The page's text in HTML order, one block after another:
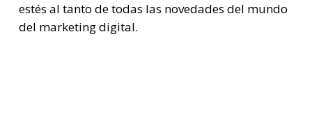
estés al tanto de todas las novedades del mundo
del marketing digital.